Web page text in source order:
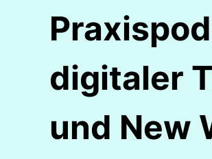
digitaler
und New